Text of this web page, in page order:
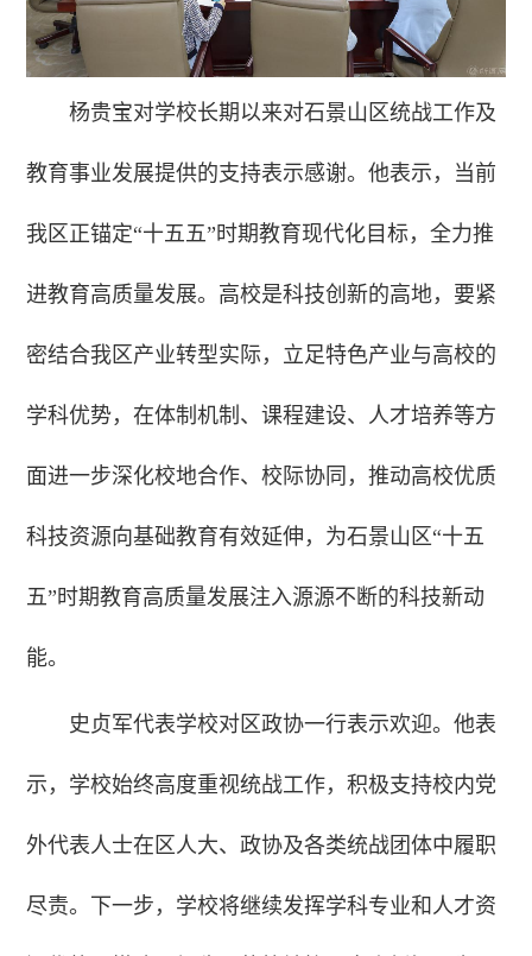
杨贵宝对学校长期以来对石景山区统战工作及
教育事业发展提供的支持表示感谢。他表示，当前
我区正锚定“十五五”时期教育现代化目标，全力推
进教育高质量发展。高校是科技创新的高地，要紧
密结合我区产业转型实际，立足特色产业与高校的
学科优势，在体制机制、课程建设、人才培养等方
面进一步深化校地合作、校际协同，推动高校优质
科技资源向基础教育有效延伸，为石景山区“十五
五”时期教育高质量发展注入源源不断的科技新动
能。
史贞军代表学校对区政协一行表示欢迎。他表
示，学校始终高度重视统战工作，积极支持校内党
外代表人士在区人大、政协及各类统战团体中履职
尽责。下一步，学校将继续发挥学科专业和人才资